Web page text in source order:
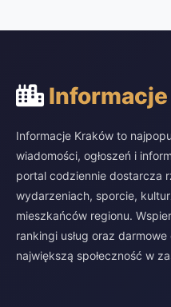
Informacje Kraków to
wiadomości, ogłoszeń i
portal codziennie dostarcza
wydarzeniach, sporcie,
mieszkańców regionu.
rankingi usług oraz
największą społeczność w